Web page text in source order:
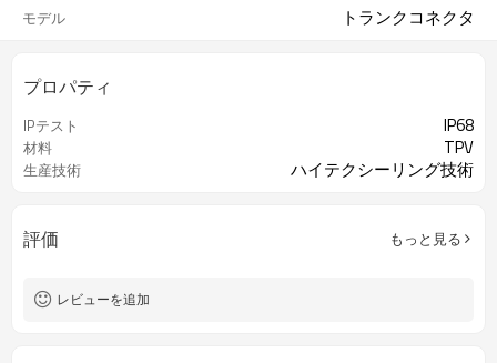
モデル トランクコネクタ
プロパティ
IPテスト IP68
材料 TPV
生産技術 ハイテクシーリング技術
評価 もっと見る
レビューを追加